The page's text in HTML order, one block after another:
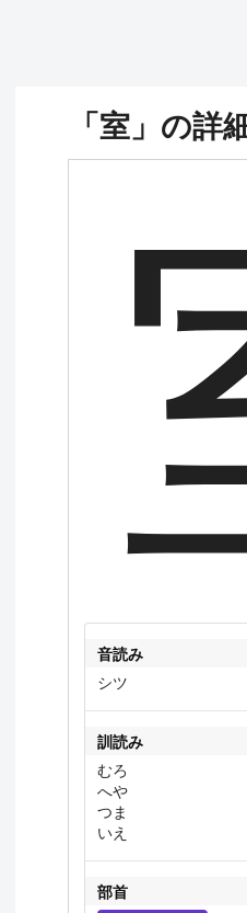
「室」の詳
音読み
シツ
訓読み
むろ
へや
つま
いえ
部首